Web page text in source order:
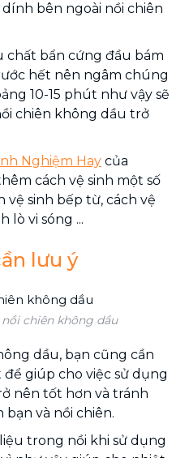
bên ngoài nồi chiên
chất bẩn cứng đầu bám
hết nên ngâm chúng
10-15 phút như vậy sẽ
chiên không dầu trở
Nghiệm Hay của
cách vệ sinh một số
vệ sinh bếp từ, cách vệ
lò vi sóng ...
lưu ý
chiên không dầu
dầu, bạn cũng cần
giúp cho việc sử dụng
nên tốt hơn và tránh
bạn và nồi chiên.
trong nồi khi sử dụng